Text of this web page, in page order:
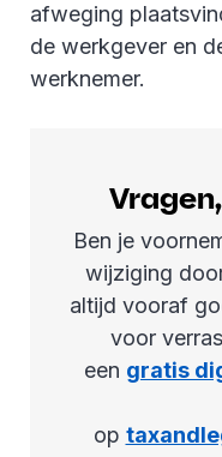
afweging
de werkgever en
werknemer.
Ben je
wijziging
altijd vooraf
voor
een gratis
op